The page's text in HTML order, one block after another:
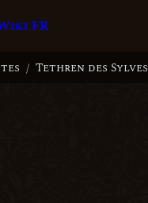
FR
/ Tethren des Sylves